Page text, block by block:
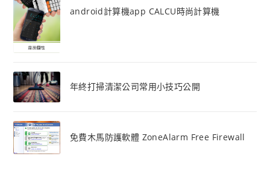
android計算機app CALCU時尚計算機
年終打掃清潔公司常用小技巧公開
免費木馬防護軟體 ZoneAlarm Free Firewall